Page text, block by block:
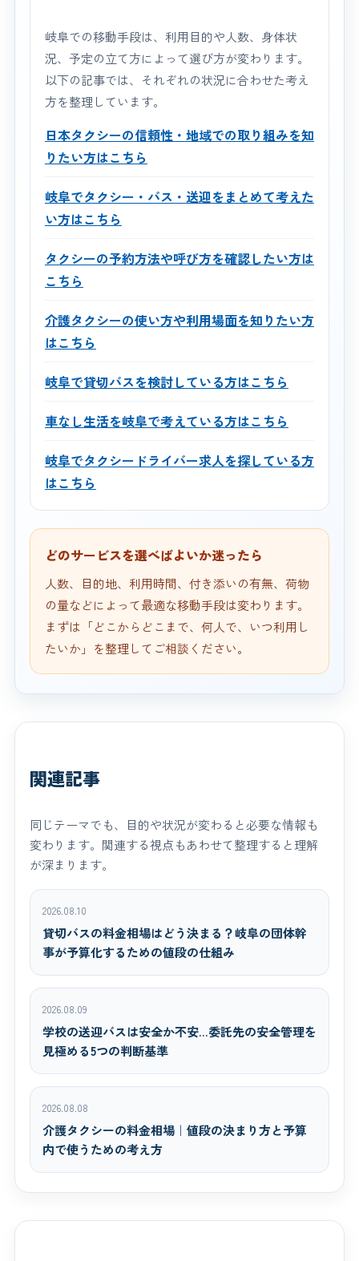
岐阜での移動手段は、利用目的や人数、身体状
況、予定の立て方によって選び方が変わります。
以下の記事では、それぞれの状況に合わせた考え
方を整理しています。
日本タクシーの信頼性・地域での取り組みを知
りたい方はこちら
岐阜でタクシー・バス・送迎をまとめて考えた
い方はこちら
タクシーの予約方法や呼び方を確認したい方は
こちら
介護タクシーの使い方や利用場面を知りたい方
はこちら
岐阜で貸切バスを検討している方はこちら
車なし生活を岐阜で考えている方はこちら
岐阜でタクシードライバー求人を探している方
はこちら
どのサービスを選べばよいか迷ったら
人数、目的地、利用時間、付き添いの有無、荷物
の量などによって最適な移動手段は変わります。
まずは「どこからどこまで、何人で、いつ利用し
たいか」を整理してご相談ください。
関連記事
同じテーマでも、目的や状況が変わると必要な情報も
変わります。関連する視点もあわせて整理すると理解
が深まります。
2026.08.10
貸切バスの料金相場はどう決まる？岐阜の団体幹
事が予算化するための値段の仕組み
2026.08.09
学校の送迎バスは安全か不安…委託先の安全管理を
見極める5つの判断基準
2026.08.08
介護タクシーの料金相場｜値段の決まり方と予算
内で使うための考え方